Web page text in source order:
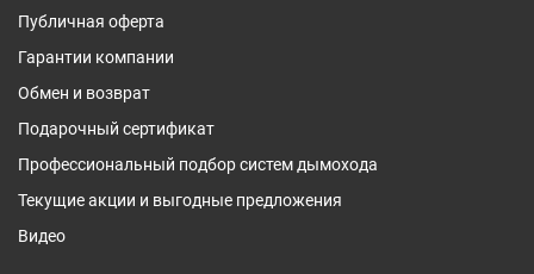
Публичная оферта
Гарантии компании
Обмен и возврат
Подарочный сертификат
Профессиональный подбор систем дымохода
Текущие акции и выгодные предложения
Видео